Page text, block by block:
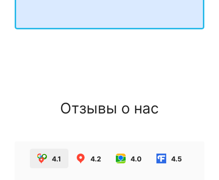
Отзывы о нас
4.1 4.2 4.0 4.5